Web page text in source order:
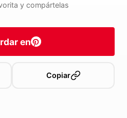
y compártelas
en
Copiar